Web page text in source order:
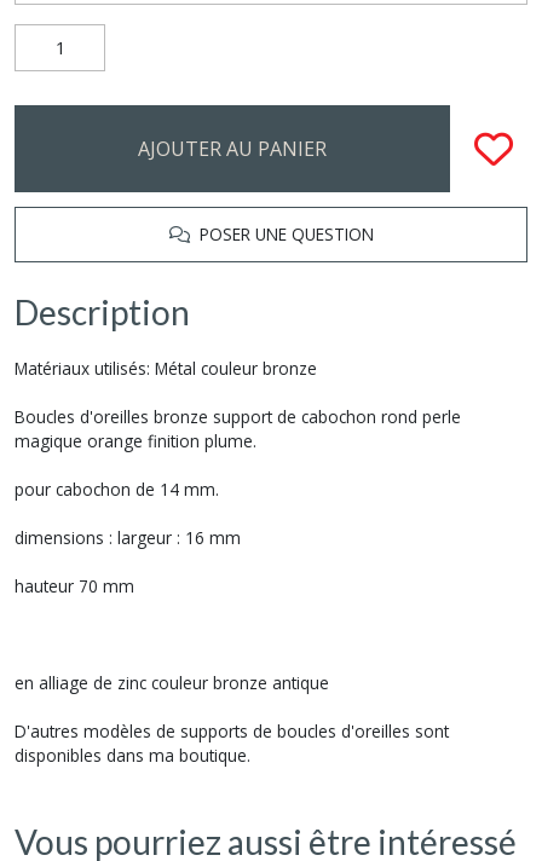
AJOUTER AU PANIER
POSER UNE QUESTION
Description
Matériaux utilisés: Métal couleur bronze
Boucles d'oreilles bronze support de cabochon rond perle
magique orange finition plume.
pour cabochon de 14 mm.
dimensions : largeur : 16 mm
hauteur 70 mm
en alliage de zinc couleur bronze antique
D'autres modèles de supports de boucles d'oreilles sont
disponibles dans ma boutique.
Vous pourriez aussi être intéressé